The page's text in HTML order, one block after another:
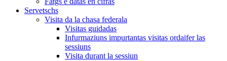
Servetschs
Visita da la chasa federala
Visitas guidadas
Infurmaziuns impurtantas visitas ordaifer las
sessiuns
Visita durant la sessiun